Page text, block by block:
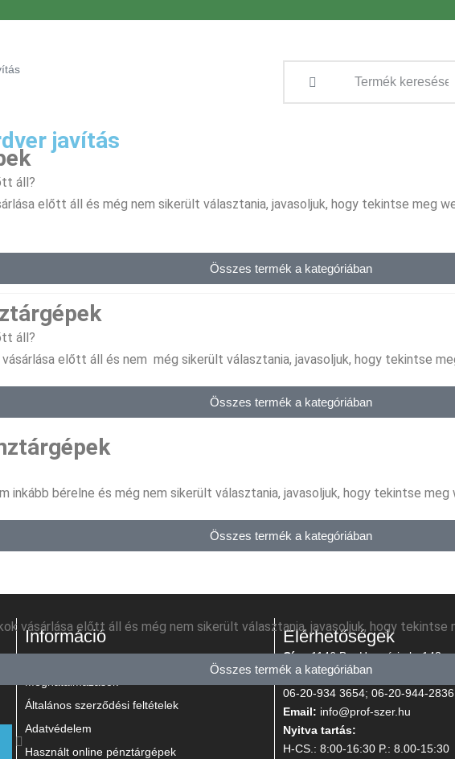
áll?
előtt áll és még nem sikerült választania, javasoljuk, hogy tekintse meg
Összes termék a kategóriában
áll?
előtt áll és nem még sikerült választania, javasoljuk, hogy tekintse
Összes termék a kategóriában
inkább bérelne és még nem sikerült választania, javasoljuk, hogy tekintse
Összes termék a kategóriában
vásárlása előtt áll és még nem sikerült választania, javasoljuk, hogy tekintse
Összes termék a kategóriában
javítás
Információ
Általános szerződési feltételek
Adatvédelem
Használt online pénztárgépek
Elérhetőségek
Cím:1146 Bp, Hungária kr 143.
Tel:06-1-364-1534; 06-1-384-
06-20-934 3654; 06-20-944-2836
Email: info@prof-szer.hu
Nyitva tartás:
H-CS.: 8:00-16:30 P.: 8.00-15:30